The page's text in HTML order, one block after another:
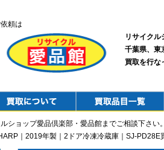
頼は
リサイクル
千葉県、東
買取を行な
ショップ愛品倶楽部・愛品館までご相談下さい。
｜2019年製｜2ドア冷凍冷蔵庫｜SJ-PD28E